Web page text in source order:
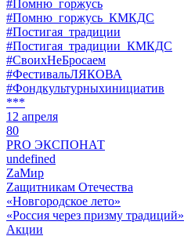
#Помню_горжусь
#Помню_горжусь_КМКДС
#Постигая_традиции
#Постигая_традиции_КМКДС
#СвоихНеБросаем
#ФестивальЛЯКОВА
#Фондкультурныхинициатив
***
12 апреля
80
PRO ЭКСПОНАТ
undefined
ZaМир
Zащитникам Отечества
«Новгородское лето»
«Россия через призму традиций»
Акции